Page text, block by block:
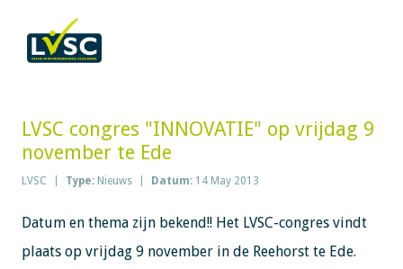
LVSC congres "INNOVATIE" op vrijdag 9
november te Ede
LVSC Type: Nieuws Datum: 14 May 2013
Datum en thema zijn bekend!! Het LVSC-congres vindt
plaats op vrijdag 9 november in de Reehorst te Ede.